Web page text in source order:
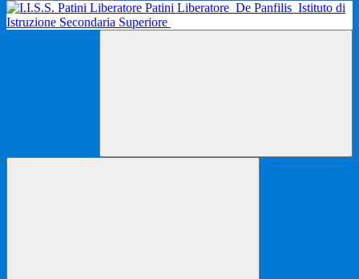
Patini Liberatore De Panfilis Istituto di
Istruzione Secondaria Superiore